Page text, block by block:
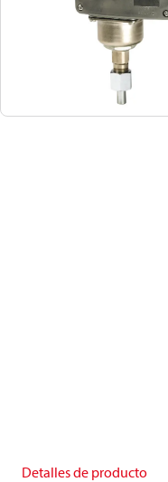
Detalles de producto